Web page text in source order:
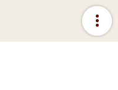
more_vert